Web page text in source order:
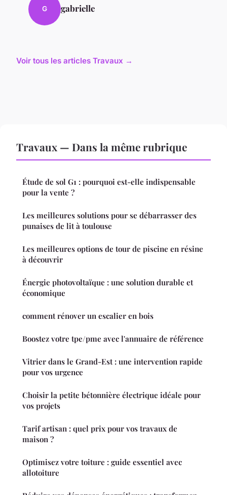
G gabrielle
Voir tous les articles Travaux →
Travaux — Dans la même rubrique
Étude de sol G1 : pourquoi est-elle indispensable
pour la vente ?
Les meilleures solutions pour se débarrasser des
punaises de lit à toulouse
Les meilleures options de tour de piscine en résine
à découvrir
Énergie photovoltaïque : une solution durable et
économique
comment rénover un escalier en bois
Boostez votre tpe/pme avec l'annuaire de référence
Vitrier dans le Grand-Est : une intervention rapide
pour vos urgence
Choisir la petite bétonnière électrique idéale pour
vos projets
Tarif artisan : quel prix pour vos travaux de
maison ?
Optimisez votre toiture : guide essentiel avec
allotoiture